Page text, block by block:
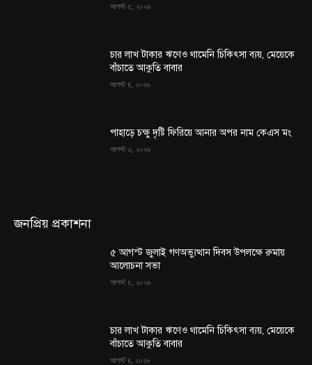
আগস্ট ৫, ২০২৬
চার লাখ টাকার ঋণেও থামেনি চিকিৎসা ব্যয়, মেয়েকে
বাঁচাতে আকুতি বাবার
আগস্ট ৪, ২০২৬
পাহাড়ে চক্ষু দৃষ্টি ফিরিয়ে আনার অপর নাম কেএস মং
আগস্ট ৩, ২০২৬
জনপ্রিয় প্রকাশনা
৫ আগস্ট জুলাই গণঅভ্যুত্থান দিবস উপলক্ষে রুমায়
আলোচনা সভা
আগস্ট ৫, ২০২৬
চার লাখ টাকার ঋণেও থামেনি চিকিৎসা ব্যয়, মেয়েকে
বাঁচাতে আকুতি বাবার
আগস্ট ৪, ২০২৬